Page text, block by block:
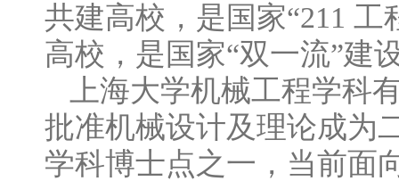
共建高校，是国家“211
高校，是国家“双一流”建
上海大学机械工程学科
批准机械设计及理论成为
学科博士点之一，当前面